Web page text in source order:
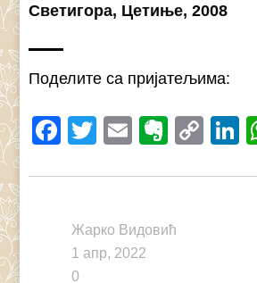
Светигора, Цетиње, 2008
Поделите са пријатељима:
Facebook
Twitter
Email
Жарко Видовић
1 апр, 2022
0